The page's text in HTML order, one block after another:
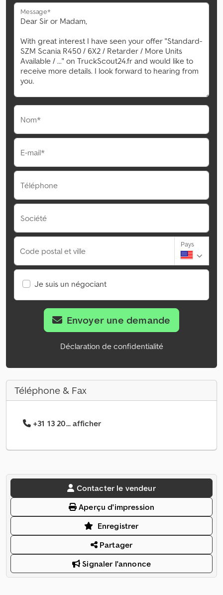
Message*
Nom*
E-mail*
Téléphone
Société
Code postal et ville
Pays
Je suis un négociant
Envoyer une demande
Déclaration de confidentialité
Téléphone & Fax
+31 13 20... afficher
Contacter le vendeur
Aperçu d'impression
Enregistrer
Partager
Signaler l'annonce